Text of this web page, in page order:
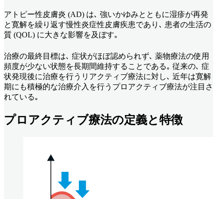
アトピー性皮膚炎 (AD) は､ 強いかゆみとともに湿疹が再発
と寛解を繰り返す慢性炎症性皮膚疾患であり､ 患者の生活の
質 (QOL) に大きな影響を及ぼす｡
治療の最終目標は､ 症状がほぼ認められず､ 薬物療法の使用
頻度が少ない状態を長期間維持することである｡ 従来の､ 症
状発現後に治療を行うリアクティブ療法に対し､ 近年は寛解
期にも積極的な治療介入を行うプロアクティブ療法が注目さ
れている｡
プロアクティブ療法の定義と特徴